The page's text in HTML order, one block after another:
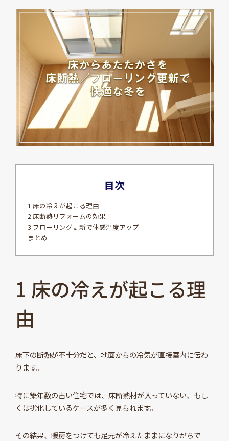
目次
1 床の冷えが起こる理由
2 床断熱リフォームの効果
3 フローリング更新で体感温度アップ
まとめ
1 床の冷えが起こる理
由
床下の断熱が不十分だと、地面からの冷気が直接室内に伝わ
ります。
特に築年数の古い住宅では、床断熱材が入っていない、もし
くは劣化しているケースが多く見られます。
その結果、暖房をつけても足元が冷えたままになりがちで